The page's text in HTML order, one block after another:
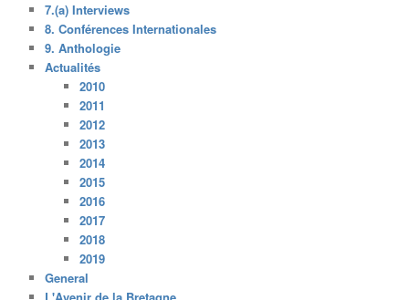
7.(a) Interviews
8. Conférences Internationales
9. Anthologie
Actualités
2010
2011
2012
2013
2014
2015
2016
2017
2018
2019
General